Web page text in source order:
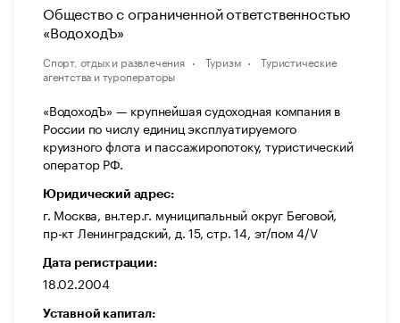
Общество с ограниченной ответственностью
«ВодоходЪ»
Спорт, отдых и развлечения Туризм
Туристические
агентства и туроператоры
«ВодоходЪ» — крупнейшая судоходная компания в
России по числу единиц эксплуатируемого
круизного флота и пассажиропотоку, туристический
оператор РФ.
Юридический адрес:
г. Москва, вн.тер.г. муниципальный округ Беговой,
пр-кт Ленинградский, д. 15, стр. 14, эт/пом 4/V
Дата регистрации:
18.02.2004
Уставной капитал: